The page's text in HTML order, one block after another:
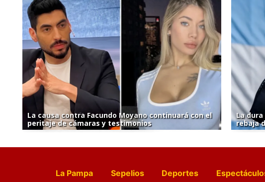
La causa contra Facundo Moyano continuará con el
peritaje de cámaras y testimonios
La
rebaja
La Pampa Sepelios Deportes